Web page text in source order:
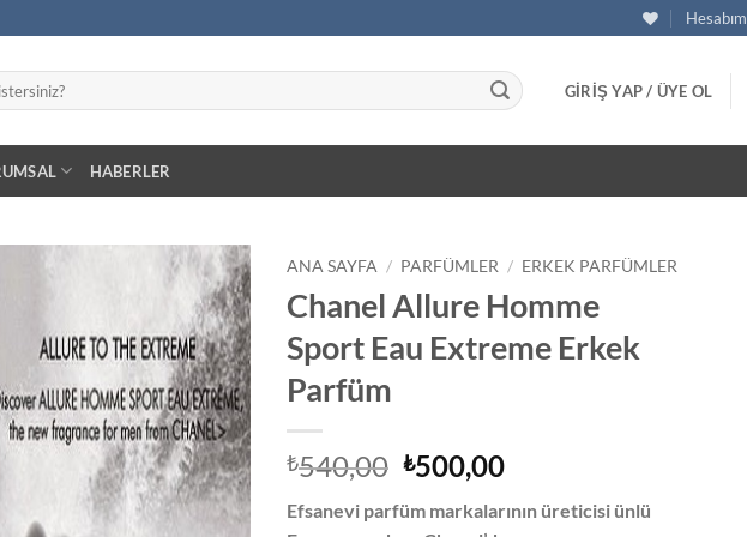
Hesabım
GIRIŞ YAP / ÜYE OL
HABERLER
İstek
Listeme
Ekle
ANA SAYFA / PARFÜMLER / ERKEK PARFÜMLER
Chanel Allure Homme
Sport Eau Extreme Erkek
Parfüm
₺540,00 Orijinal
fiyat:
₺540,00.
₺500,00Şu
fiyat:
Efsanevi parfüm markalarının üreticisi ünlü